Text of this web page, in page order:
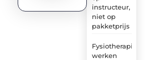
instructeur,
niet op
pakketprijs
Fysiotherapie:
werken